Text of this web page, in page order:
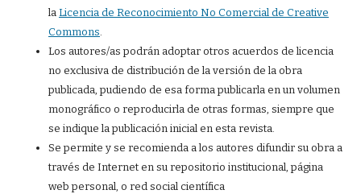
la Licencia de Reconocimiento No Comercial de Creative
Commons
Los autores/as podrán adoptar otros acuerdos de licencia
no exclusiva de distribución de la versión de la obra
publicada, pudiendo de esa forma publicarla en un volumen
monográfico o reproducirla de otras formas, siempre que
se indique la publicación inicial en esta revista.
Se permite y se recomienda a los autores difundir su obra a
través de Internet en su repositorio institucional, página
web personal, o red social científica